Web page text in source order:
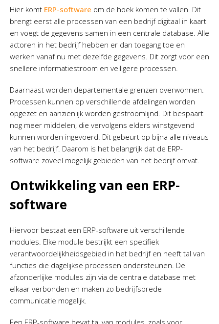
Hier komt ERP-software om de hoek komen te vallen. Dit
brengt eerst alle processen van een bedrijf digitaal in kaart
en voegt de gegevens samen in een centrale database. Alle
actoren in het bedrijf hebben er dan toegang toe en
werken vanaf nu met dezelfde gegevens. Dit zorgt voor een
snellere informatiestroom en veiligere processen.
Daarnaast worden departementale grenzen overwonnen.
Processen kunnen op verschillende afdelingen worden
opgezet en aanzienlijk worden gestroomlijnd. Dit bespaart
nog meer middelen, die vervolgens elders winstgevend
kunnen worden ingevoerd. Dit gebeurt op bijna alle niveaus
van het bedrijf. Daarom is het belangrijk dat de ERP-
software zoveel mogelijk gebieden van het bedrijf omvat.
Ontwikkeling van een ERP-
software
Hiervoor bestaat een ERP-software uit verschillende
modules. Elke module bestrijkt een specifiek
verantwoordelijkheidsgebied in het bedrijf en heeft tal van
functies die dagelijkse processen ondersteunen. De
afzonderlijke modules zijn via de centrale database met
elkaar verbonden en maken zo bedrijfsbrede
communicatie mogelijk.
Een ERP-software bevat tal van modules, zoals voor